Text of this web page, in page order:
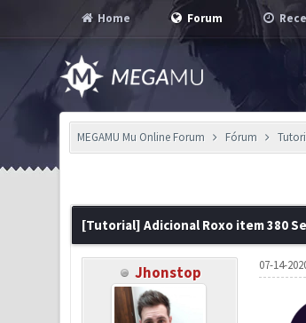
Home Forum
MEGAMU Mu Online Forum Fórum
[Tutorial] Adicional Roxo item 380
Jhonstop 07-14-